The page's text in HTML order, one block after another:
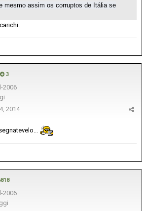
mesmo assim os corruptos de Itália se
3
2006
2014
2006